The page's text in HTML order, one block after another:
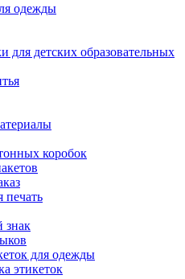
одежды
для детских образовательных
коробок
печать
знак
для одежды
этикеток